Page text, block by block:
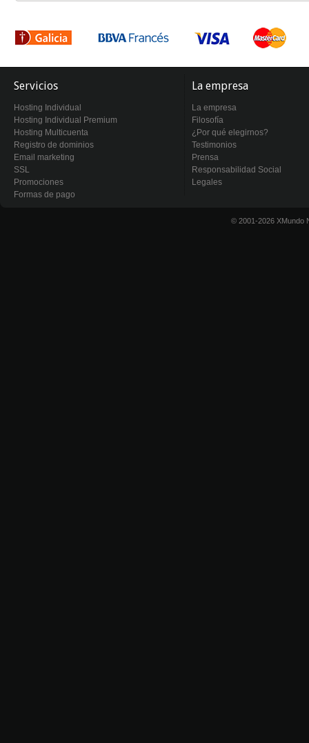
Servicios
Hosting Individual
Hosting Individual Premium
Hosting Multicuenta
Registro de dominios
Email marketing
SSL
Promociones
Formas de pago
La empresa
La empresa
Filosofía
¿Por qué elegirnos?
Testimonios
Prensa
Responsabilidad Social
Legales
© 2001-2026 XMundo